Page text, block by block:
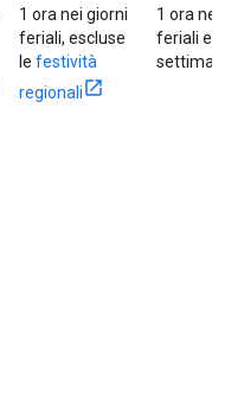
1 ora nei giorni
feriali, escluse
le festività
regionali
1 ora nei
feriali e